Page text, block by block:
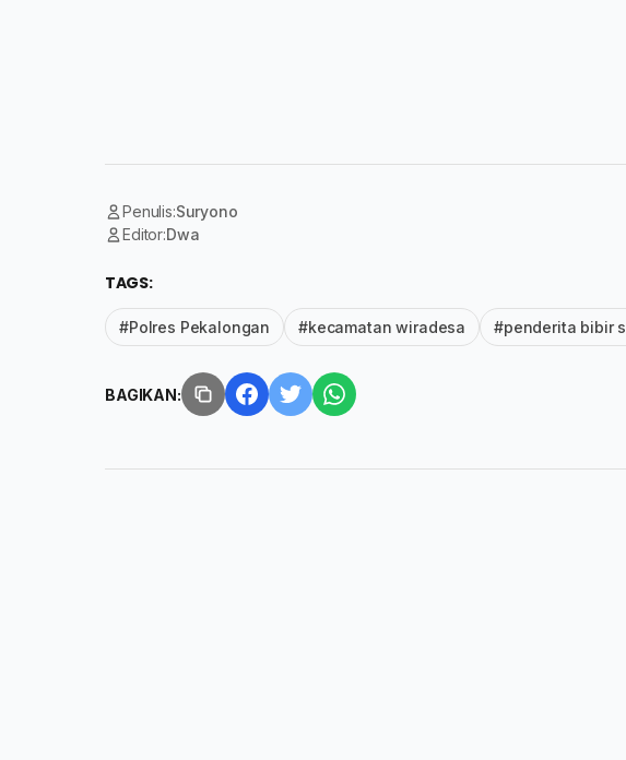
Penulis:Suryono
Editor:Dwa
TAGS:
#Polres Pekalongan #kecamatan wiradesa #penderita bibir
BAGIKAN: